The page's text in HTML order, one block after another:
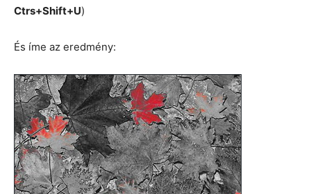
Ctrs+Shift+U)
És íme az eredmény: